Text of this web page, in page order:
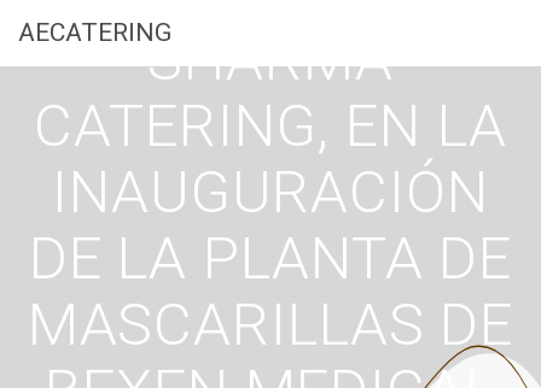
AECATERINGSHARMA
CATERING, EN LA
INAUGURACIÓN
DE LA PLANTA DE
MASCARILLAS DE